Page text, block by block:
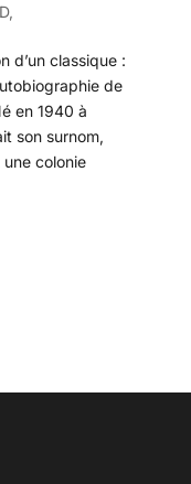
,
d’un classique :
de
en 1940 à
son surnom,
colonie